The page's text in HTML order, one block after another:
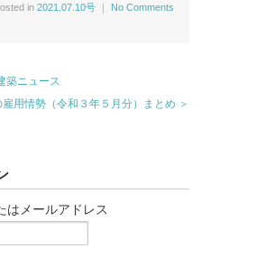
in 2021.07.10号 No Comments
築ニュース
用情勢（令和３年５月分）まとめ ＞
はメールアドレス